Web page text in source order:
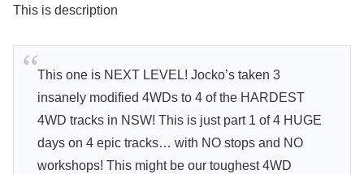
This is description
This one is NEXT LEVEL! Jocko’s taken 3
insanely modified 4WDs to 4 of the HARDEST
4WD tracks in NSW! This is just part 1 of 4 HUGE
days on 4 epic tracks… with NO stops and NO
workshops! This might be our toughest 4WD